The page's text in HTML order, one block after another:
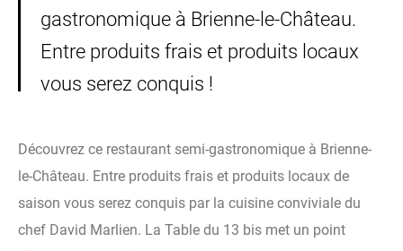
gastronomique à Brienne-le-Château.
Entre produits frais et produits locaux
vous serez conquis !
Découvrez ce restaurant semi-gastronomique à Brienne-
le-Château. Entre produits frais et produits locaux de
saison vous serez conquis par la cuisine conviviale du
chef David Marlien. La Table du 13 bis met un point